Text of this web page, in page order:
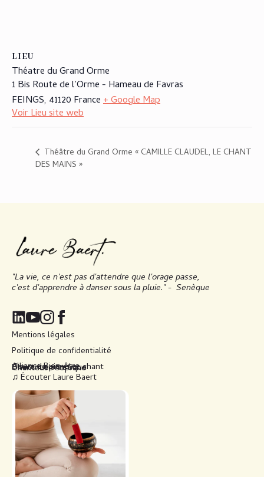
LIEU
Théatre du Grand Orme
1 Bis Route de l’Orme - Hameau de Favras
FEINGS, 41120 France+ Google Map
Voir Lieu site web
Théâtre du Grand Orme « CAMILLE CLAUDEL, LE CHANT
DES MAINS »
"La vie, ce n'est pas d'attendre que l'orage passe,
c'est d'apprendre à danser sous la pluie." - Senèque
Mentions légales
Politique de confidentialité
Chanteuse soprano
Directrice artistique
Cours de piano et chant
Alliance Bien-être
♫ Écouter Laure Baert